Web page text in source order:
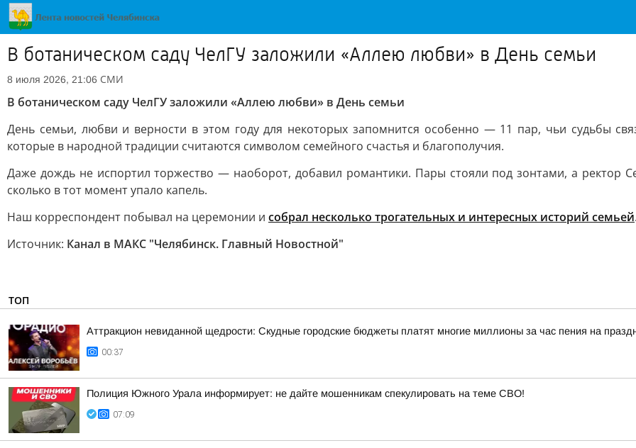
В ботаническом саду ЧелГУ заложили «Аллею любви» в День семьи
8 июля 2026, 21:06 СМИ
В ботаническом саду ЧелГУ заложили «Аллею любви» в День семьи
День семьи, любви и верности в этом году для некоторых запомнится особенно — 11 пар, чьи судьбы
которые в народной традиции считаются символом семейного счастья и благополучия.
Даже дождь не испортил торжество — наоборот, добавил романтики. Пары стояли под зонтами, а ректор
сколько в тот момент упало капель.
Наш корреспондент побывал на церемонии и собрал несколько трогательных и интересных историй семьей
Источник: Канал в МАКС "Челябинск. Главный Новостной"
ТОП
Аттракцион невиданной щедрости: Скудные городские бюджеты платят многие миллионы за час пения на
00:37
Полиция Южного Урала информирует: не дайте мошенникам спекулировать на теме СВО!
07:09